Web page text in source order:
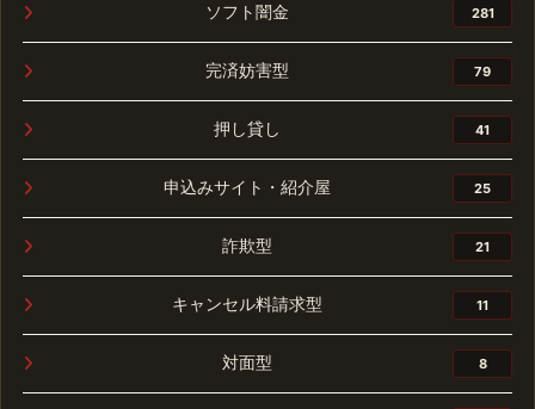
ソフト闇金 281
完済妨害型 79
押し貸し 41
申込みサイト・紹介屋 25
詐欺型 21
キャンセル料請求型 11
対面型 8